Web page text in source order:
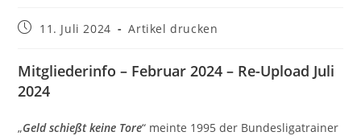
Beitrag11. Juli 2024 Artikel drucken
Mitgliederinfo – Februar 2024 – Re-Upload Juli
2024
„Geld schießt keine Tore“ meinte 1995 der Bundesligatrainer